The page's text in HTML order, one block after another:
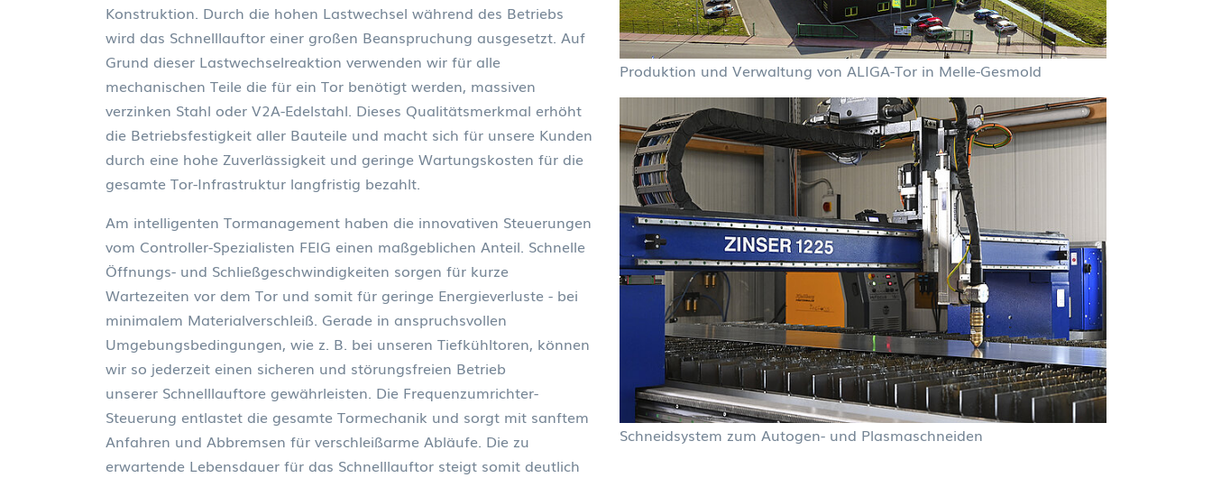
Konstruktion. Durch die hohen Lastwechsel während des Betriebs
wird das Schnelllauftor einer großen Beanspruchung ausgesetzt. Auf
Grund dieser Lastwechselreaktion verwenden wir für alle
mechanischen Teile die für ein Tor benötigt werden, massiven
verzinken Stahl oder V2A-Edelstahl. Dieses Qualitätsmerkmal erhöht
die Betriebsfestigkeit aller Bauteile und macht sich für unsere Kunden
durch eine hohe Zuverlässigkeit und geringe Wartungskosten für die
gesamte Tor-Infrastruktur langfristig bezahlt.
Am intelligenten Tormanagement haben die innovativen Steuerungen
vom Controller-Spezialisten FEIG einen maßgeblichen Anteil. Schnelle
Öffnungs- und Schließgeschwindigkeiten sorgen für kurze
Wartezeiten vor dem Tor und somit für geringe Energieverluste - bei
minimalem Materialverschleiß. Gerade in anspruchsvollen
Umgebungsbedingungen, wie z. B. bei unseren Tiefkühltoren, können
wir so jederzeit einen sicheren und störungsfreien Betrieb
unserer Schnelllauftore gewährleisten. Die Frequenzumrichter-
Steuerung entlastet die gesamte Tormechanik und sorgt mit sanftem
Anfahren und Abbremsen für verschleißarme Abläufe. Die zu
erwartende Lebensdauer für das Schnelllauftor steigt somit deutlich
Produktion und Verwaltung von ALIGA-Tor in Melle-Gesmold
Schneidsystem zum Autogen- und Plasmaschneiden